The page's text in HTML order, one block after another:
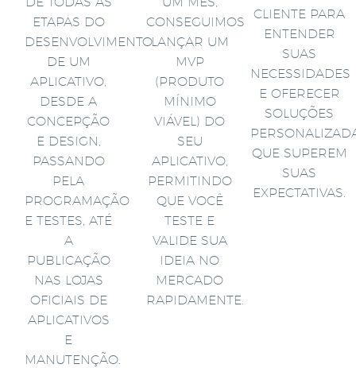
ETAPAS DO
DESENVOLVIMENTO
DE UM
APLICATIVO,
DESDE A
CONCEPÇÃO
E DESIGN,
PASSANDO
PELA
PROGRAMAÇÃO
E TESTES, ATÉ
A
PUBLICAÇÃO
NAS LOJAS
OFICIAIS DE
APLICATIVOS
E
MANUTENÇÃO.
CONSEGUIMOS
LANÇAR UM
MVP
(PRODUTO
MÍNIMO
VIÁVEL) DO
SEU
APLICATIVO,
PERMITINDO
QUE VOCÊ
TESTE E
VALIDE SUA
IDEIA NO
MERCADO
RAPIDAMENTE.
CLIENTE PARA
ENTENDER
SUAS
NECESSIDADES
E OFERECER
SOLUÇÕES
QUE SUPEREM
SUAS
EXPECTATIVAS.